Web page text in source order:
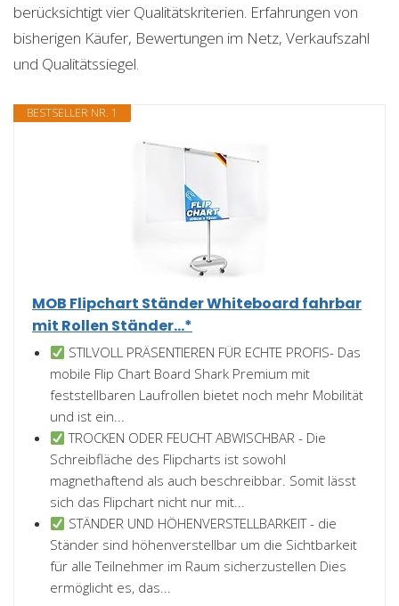
berücksichtigt vier Qualitätskriterien. Erfahrungen von
bisherigen Käufer, Bewertungen im Netz, Verkaufszahl
und Qualitätssiegel.
BESTSELLER NR. 1
MOB Flipchart Ständer Whiteboard fahrbar
mit Rollen Ständer...*
STILVOLL PRÄSENTIEREN FÜR ECHTE PROFIS- Das
mobile Flip Chart Board Shark Premium mit
feststellbaren Laufrollen bietet noch mehr Mobilität
und ist ein...
TROCKEN ODER FEUCHT ABWISCHBAR - Die
Schreibfläche des Flipcharts ist sowohl
magnethaftend als auch beschreibbar. Somit lässt
sich das Flipchart nicht nur mit...
STÄNDER UND HÖHENVERSTELLBARKEIT - die
Ständer sind höhenverstellbar um die Sichtbarkeit
für alle Teilnehmer im Raum sicherzustellen Dies
ermöglicht es, das...